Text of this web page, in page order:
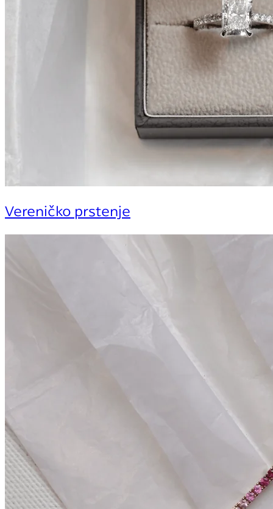
Vereničko prstenje